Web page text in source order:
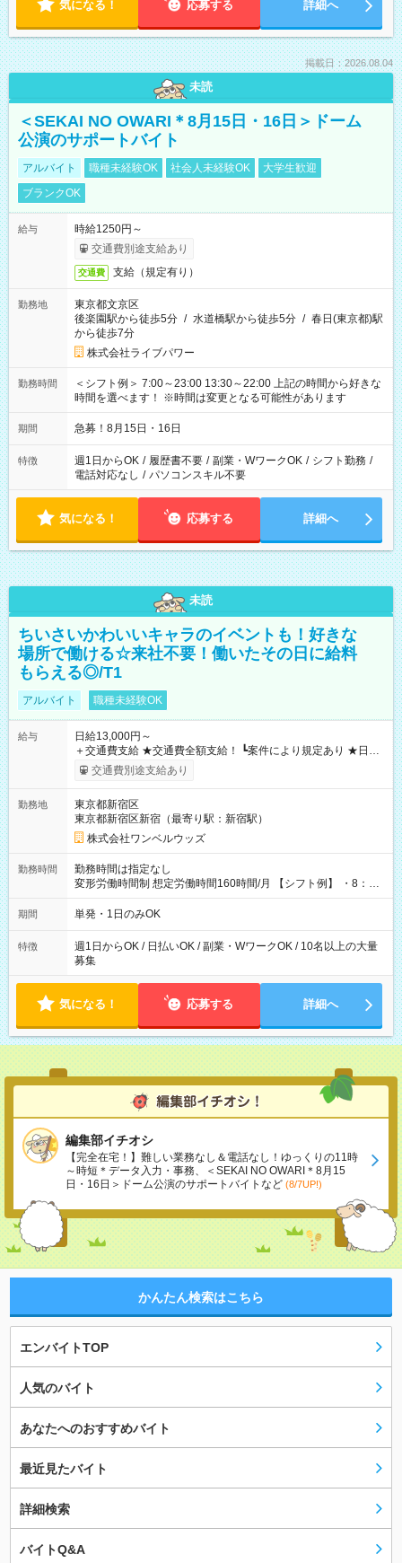
気になる！ 応募する 詳細へ
掲載日：2026.08.04
未読
＜SEKAI NO OWARI＊8月15日・16日＞ドーム
公演のサポートバイト
アルバイト 職種未経験OK 社会人未経験OK
大学生歓迎
ブランクOK
給与
時給1250円～
交通費別途支給あり
交通費 支給（規定有り）
勤務地
東京都文京区
後楽園駅から徒歩5分 / 水道橋駅から徒歩5分 / 春日(東京都)駅
から徒歩7分
株式会社ライブパワー
勤務時間
＜シフト例＞ 7:00～23:00 13:30～22:00 上記の時間から好きな
時間を選べます！ ※時間は変更となる可能性があります
期間 急募！8月15日・16日
特徴 週1日からOK / 履歴書不要 / 副業・WワークOK / シフト勤務 /
電話対応なし / パソコンスキル不要
気になる！ 応募する 詳細へ
未読
ちいさいかわいいキャラのイベントも！好きな
場所で働ける☆来社不要！働いたその日に給料
もらえる◎/T1
アルバイト 職種未経験OK
給与
日給13,000円～
＋交通費支給 ★交通費全額支給！ ┗案件により規定あり ★日払
いOK！（規定あり） ┗働いたその日に現金GET♪ お仕事後はコ
ンビニATMから 日払い分を引き落とせます！ 【試用期間】試
交通費別途支給あり
勤務地
東京都新宿区
東京都新宿区新宿（最寄り駅：新宿駅）
株式会社ワンベルウッズ
勤務時間
勤務時間は指定なし
変形労働時間制 想定労働時間160時間/月 【シフト例】 ・8：00
～21：00
期間 単発・1日のみOK
特徴
週1日からOK / 日払いOK / 副業・WワークOK / 10名以上の大量
募集
気になる！ 応募する 詳細へ
編集部イチオシ
【完全在宅！】難しい業務なし＆電話なし！ゆっくりの11時
～時短＊データ入力・事務、＜SEKAI NO OWARI＊8月15
日・16日＞ドーム公演のサポートバイトなど (8/7UP!)
かんたん検索はこちら
エンバイトTOP
人気のバイト
あなたへのおすすめバイト
最近見たバイト
詳細検索
バイトQ&A